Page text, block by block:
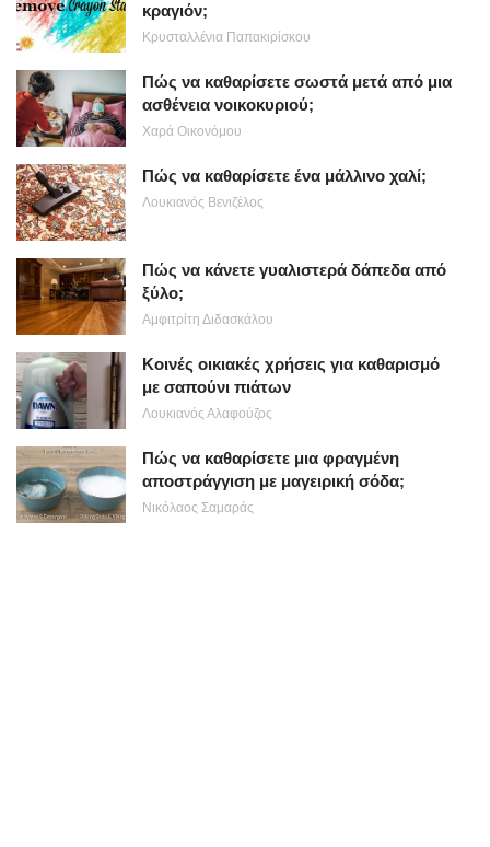
κραγιόν;
Κρυσταλλένια Παπακιρίσκου
Πώς να καθαρίσετε σωστά μετά από μια
ασθένεια νοικοκυριού;
Χαρά Οικονόμου
Πώς να καθαρίσετε ένα μάλλινο χαλί;
Λουκιανός Βενιζέλος
Πώς να κάνετε γυαλιστερά δάπεδα από
ξύλο;
Αμφιτρίτη Διδασκάλου
Κοινές οικιακές χρήσεις για καθαρισμό
με σαπούνι πιάτων
Λουκιανός Αλαφούζος
Πώς να καθαρίσετε μια φραγμένη
αποστράγγιση με μαγειρική σόδα;
Νικόλαος Σαμαράς